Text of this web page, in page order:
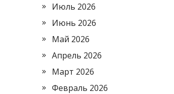
Июль 2026
Июнь 2026
Май 2026
Апрель 2026
Март 2026
Февраль 2026